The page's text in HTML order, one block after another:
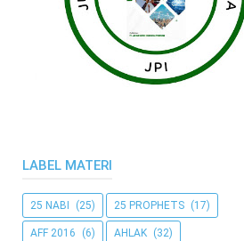
LABEL MATERI
25 NABI (25) 25 PROPHETS (17)
AFF 2016 (6) AHLAK (32)